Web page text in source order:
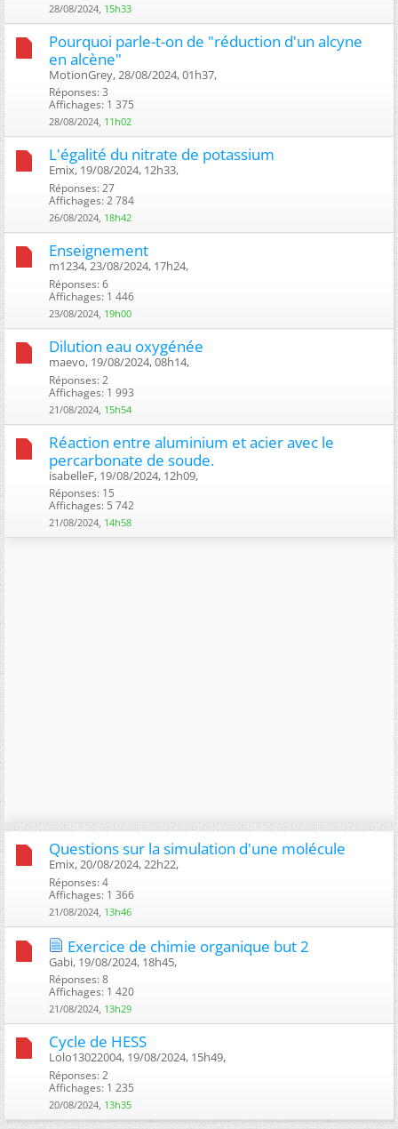
28/08/2024, 15h33
Pourquoi parle-t-on de "réduction d'un alcyne
en alcène"
MotionGrey, 28/08/2024, 01h37, ‎
Réponses: 3
Affichages: 1 375
28/08/2024, 11h02
L'égalité du nitrate de potassium
Emix, 19/08/2024, 12h33, ‎
Réponses: 27
Affichages: 2 784
26/08/2024, 18h42
Enseignement
m1234, 23/08/2024, 17h24, ‎
Réponses: 6
Affichages: 1 446
23/08/2024, 19h00
Dilution eau oxygénée
maevo, 19/08/2024, 08h14, ‎
Réponses: 2
Affichages: 1 993
21/08/2024, 15h54
Réaction entre aluminium et acier avec le
percarbonate de soude.
isabelleF, 19/08/2024, 12h09, ‎
Réponses: 15
Affichages: 5 742
21/08/2024, 14h58
Questions sur la simulation d'une molécule
Emix, 20/08/2024, 22h22, ‎
Réponses: 4
Affichages: 1 366
21/08/2024, 13h46
Exercice de chimie organique but 2
Gabi, 19/08/2024, 18h45, ‎
Réponses: 8
Affichages: 1 420
21/08/2024, 13h29
Cycle de HESS
Lolo13022004, 19/08/2024, 15h49, ‎
Réponses: 2
Affichages: 1 235
20/08/2024, 13h35